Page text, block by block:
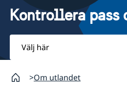
Kontrollera pass
Välj
här
Om utlandet